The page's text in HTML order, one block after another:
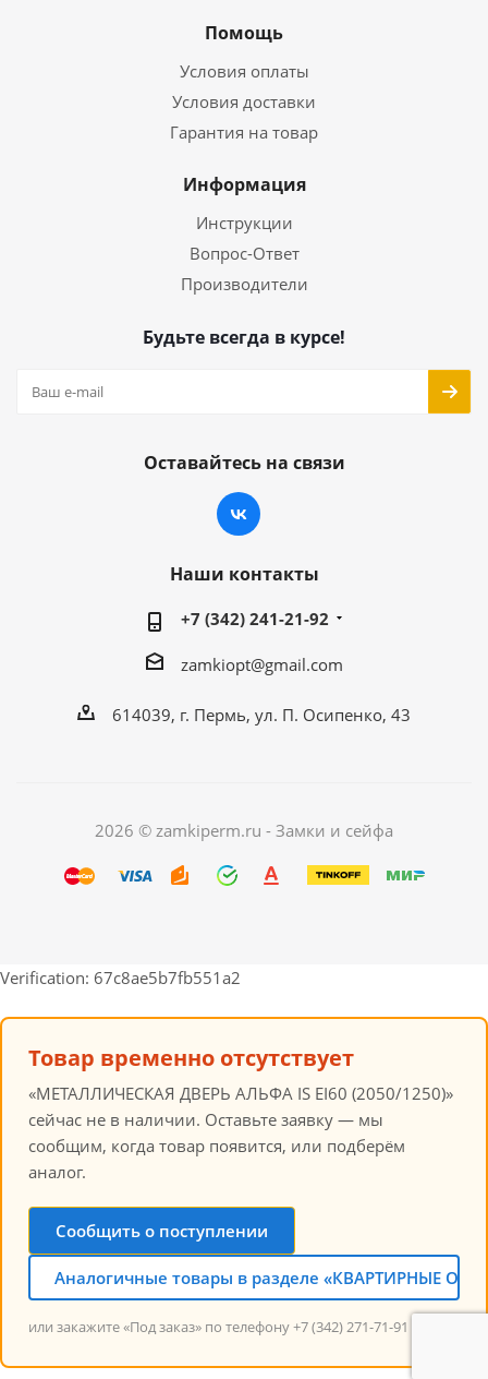
Помощь
Условия оплаты
Условия доставки
Гарантия на товар
Информация
Инструкции
Вопрос-Ответ
Производители
Будьте всегда в курсе!
Оставайтесь на связи
Наши контакты
+7 (342) 241-21-92
zamkiopt@gmail.com
614039, г. Пермь, ул. П. Осипенко, 43
2026 © zamkiperm.ru - Замки и сейфа
Verification: 67c8ae5b7fb551a2
Товар временно отсутствует
«МЕТАЛЛИЧЕСКАЯ ДВЕРЬ АЛЬФА IS EI60 (2050/1250)»
сейчас не в наличии. Оставьте заявку — мы
сообщим, когда товар появится, или подберём
аналог.
Сообщить о поступлении
Аналогичные товары в разделе «КВАРТИРНЫЕ
или закажите «Под заказ» по телефону +7 (342) 271-71-91